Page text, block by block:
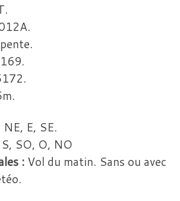
NE, E, SE.
S, SO, O, NO
: Vol du matin. Sans ou avec